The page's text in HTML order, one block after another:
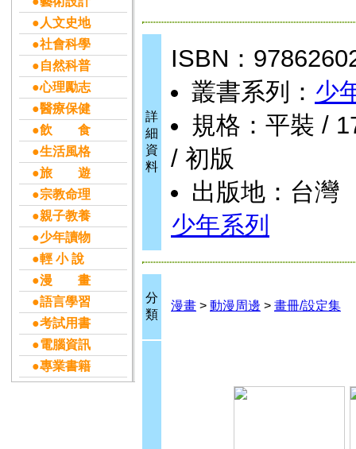
●人文史地
●社會科學
●自然科普
●心理勵志
●醫療保健
●飲 食
●生活風格
●旅 遊
●宗教命理
●親子教養
●少年讀物
●輕 小 說
●漫 畫
●語言學習
●考試用書
●電腦資訊
●專業書籍
詳
細
資
料
ISBN：
叢書系列： 少
規格：平裝 /
/ 初版
出版地：台灣
少年系列
分
類
漫畫 > 動漫周邊 > 畫冊/設定集